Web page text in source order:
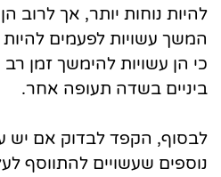
להיות נוחות יותר, אך לרוב
המשך עשויות לפעמים
כי הן עשויות להימשך זמן
ביניים בשדה תעופה אחר.
לבסוף, הקפד לבדוק אם יש
נוספים שעשויים להתווסף